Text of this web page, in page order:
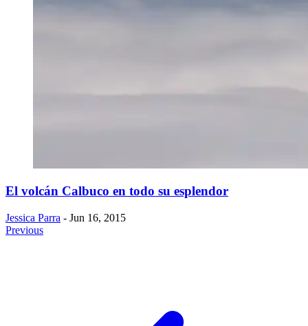
El volcán Calbuco en todo su esplendor
Jessica Parra - Jun 16, 2015
Previous